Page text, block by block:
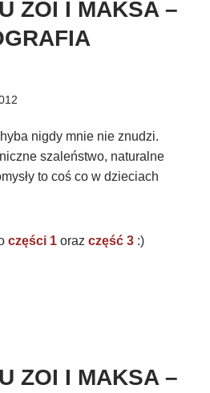
ZOI I MAKSA –
nigdy mnie nie znudzi.
szaleństwo, naturalne
to coś co w dzieciach
części 1 oraz część 3 :)
ZOI I MAKSA –